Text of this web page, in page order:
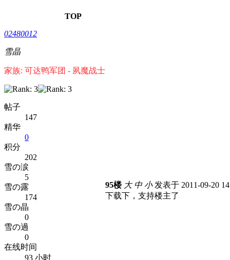
TOP
02480012
雪晶
家族: 可达鸭军团 - 夙魔战士
帖子
147
精华
0
积分
202
雪の涙
5
雪の露
174
雪の晶
0
雪の過
0
在线时间
93 小时
95楼 大 中 小发表于 2011-09-20
下载下，支持楼主了